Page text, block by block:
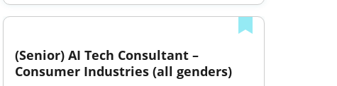
(Senior) AI Tech Consultant –
Consumer Industries (all genders)